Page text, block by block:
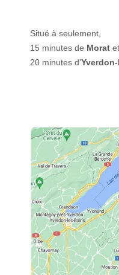
Situé à seulement,
15 minutes de Morat et
20 minutes d'